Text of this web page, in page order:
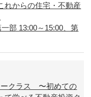
れからの住宅・不動産
部 13:00～15:00、第
ークラス 〜初めての